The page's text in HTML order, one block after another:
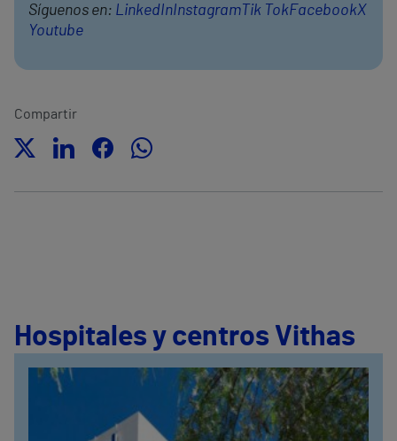
Síguenos en: LinkedInInstagram Tik TokFacebookX
Youtube
Compartir
Hospitales y centros Vithas